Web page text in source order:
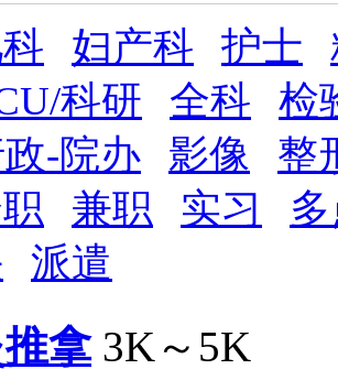
住房公积金 企业
加班补助 全薪病假 股票
工龄奖 带薪年假 年终
周末双休
妇产科 护士
科研 全科
检
-院办
影像
整
兼职 实习
派遣
拿 3K～5K